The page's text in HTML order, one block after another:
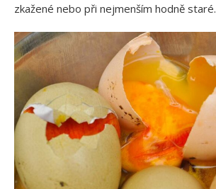
zkažené nebo při nejmenším hodně staré.